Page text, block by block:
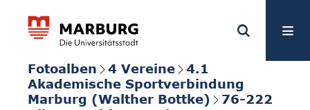
Fotoalben 4 Vereine
4.1
Akademische Sportverbindung
Marburg (Walther Bottke)
76-222